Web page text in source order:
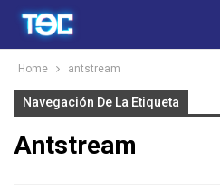
Home antstream
Navegación De La Etiqueta
Antstream